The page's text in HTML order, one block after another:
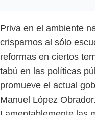
Priva en el ambiente
crisparnos al sólo
reformas en ciertos
tabú en las políticas
promueve el actual
Manuel López Obrador.